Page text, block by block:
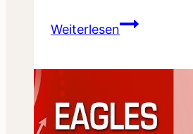
WeiterlesenMarkus
im
Poolbillard